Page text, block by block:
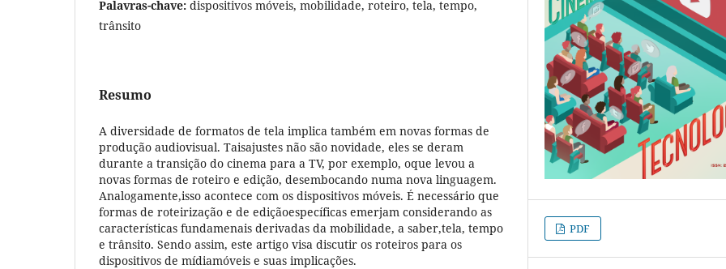
Palavras-chave: dispositivos móveis, mobilidade, roteiro, tela, tempo,
trânsito
Resumo
A diversidade de formatos de tela implica também em novas formas de
produção audiovisual. Taisajustes não são novidade, eles se deram
durante a transição do cinema para a TV, por exemplo, oque levou a
novas formas de roteiro e edição, desembocando numa nova linguagem.
Analogamente,isso acontece com os dispositivos móveis. É necessário que
formas de roteirização e de ediçãoespecíficas emerjam considerando as
características fundamenais derivadas da mobilidade, a saber,tela, tempo
e trânsito. Sendo assim, este artigo visa discutir os roteiros para os
dispositivos de mídiamóveis e suas implicações.
PDF